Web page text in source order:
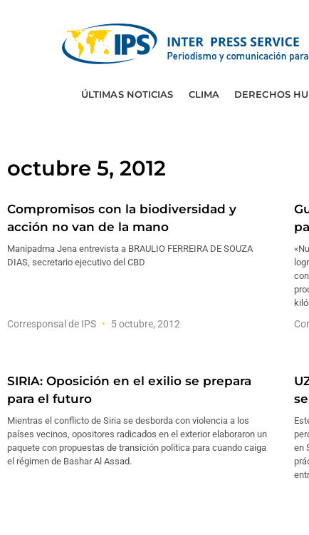
ÚLTIMAS NOTICIAS CLIMA DERECHOS
octubre 5, 2012
Compromisos con la biodiversidad y
acción no van de la mano
Manipadma Jena entrevista a BRAULIO FERREIRA DE SOUZA
DIAS, secretario ejecutivo del CBD
Corresponsal de IPS 5 octubre, 2012
SIRIA: Oposición en el exilio se prepara
para el futuro
Mientras el conflicto de Siria se desborda con violencia a los
países vecinos, opositores radicados en el exterior elaboraron un
paquete con propuestas de transición política para cuando caiga
el régimen de Bashar Al Assad.
en